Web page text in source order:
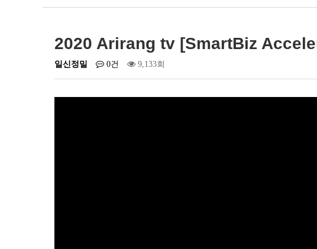
2020 Arirang tv [SmartBiz
일신정밀 0건 9,133회